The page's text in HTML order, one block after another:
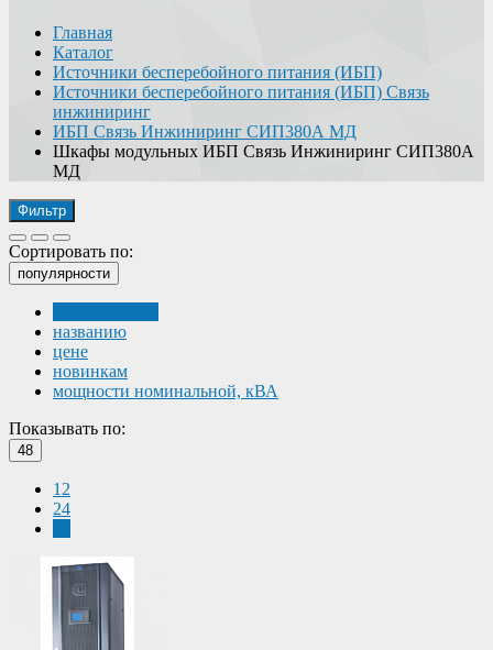
Главная
Каталог
Источники бесперебойного питания (ИБП)
Источники бесперебойного питания (ИБП) Связь
инжиниринг
ИБП Связь Инжиниринг СИП380А МД
Шкафы модульных ИБП Связь Инжиниринг СИП380А
МД
Фильтр
Сортировать по:
популярности
названию
цене
новинкам
мощности номинальной, кВА
Показывать по:
48
12
24